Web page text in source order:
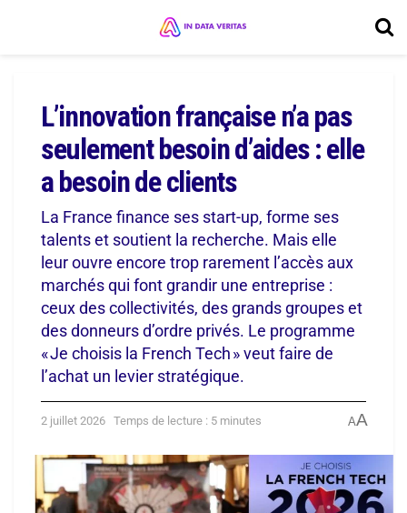
L’innovation française n’a pas
seulement besoin d’aides : elle
a besoin de clients
La France finance ses start-up, forme ses
talents et soutient la recherche. Mais elle
leur ouvre encore trop rarement l’accès aux
marchés qui font grandir une entreprise :
ceux des collectivités, des grands groupes et
des donneurs d’ordre privés. Le programme
« Je choisis la French Tech » veut faire de
l’achat un levier stratégique.
2 juillet 2026 Temps de lecture : 5 minutes AA